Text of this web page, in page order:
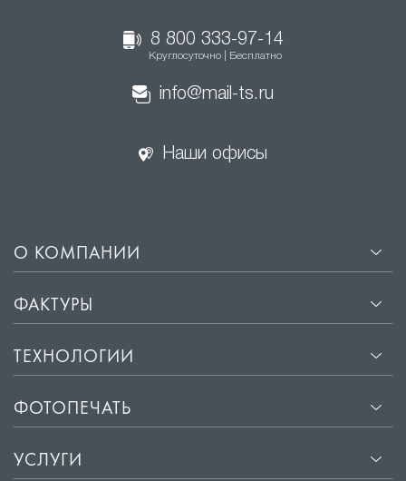
8 800 333-97-14
Круглосуточно | Бесплатно
info@mail-ts.ru
Наши офисы
О КОМПАНИИ
ФАКТУРЫ
ТЕХНОЛОГИИ
ФОТОПЕЧАТЬ
УСЛУГИ